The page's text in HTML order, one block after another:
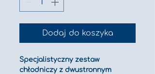
Dodaj do koszyka
Specjalistyczny zestaw
chłodniczy z dwustronnym